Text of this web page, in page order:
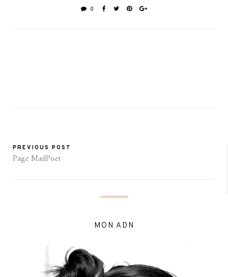
0
PREVIOUS POST
Page MailPoet
MON ADN